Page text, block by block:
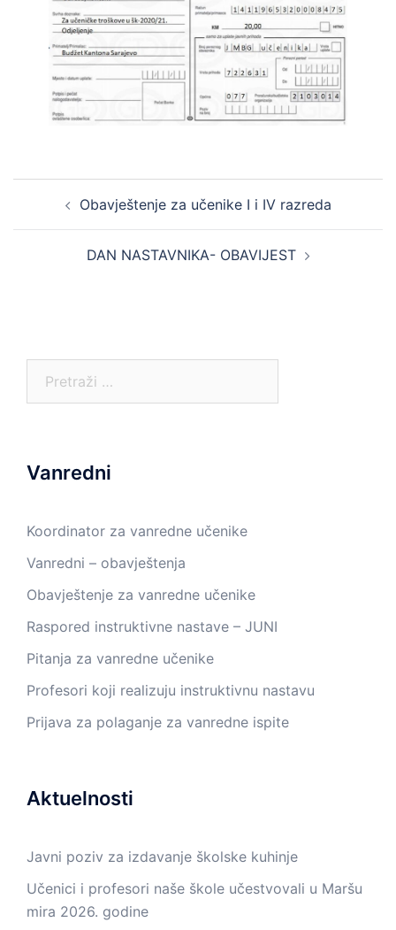
navigationObavještenje za učenike I i IV razreda
DAN NASTAVNIKA- OBAVIJEST
Vanredni
Koordinator za vanredne učenike
Vanredni – obavještenja
Obavještenje za vanredne učenike
Raspored instruktivne nastave – JUNI
Pitanja za vanredne učenike
Profesori koji realizuju instruktivnu nastavu
Prijava za polaganje za vanredne ispite
Aktuelnosti
Javni poziv za izdavanje školske kuhinje
Učenici i profesori naše škole učestvovali u Maršu
mira 2026. godine